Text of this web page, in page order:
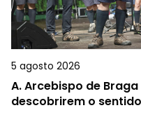
5 agosto 2026
A.Arcebispo de
descobrirem o